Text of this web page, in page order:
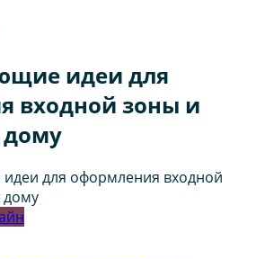
идеи для
входной зоны и
дому